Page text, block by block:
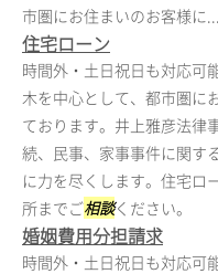
市圏にお住まいのお客様に...
住宅ローン
時間外・土日祝日も対応可
木を中心として、都市圏に
ております。井上雅彦法律
続、民事、家事事件に関す
に力を尽くします。住宅ロ
所までご相談ください。
婚姻費用分担請求
時間外・土日祝日も対応可